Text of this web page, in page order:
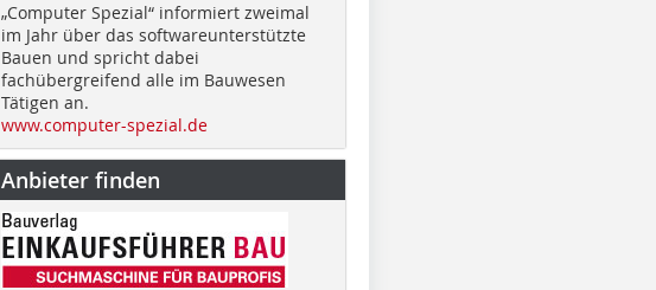
„Computer Spezial“ informiert zweimal
im Jahr über das softwareunterstützte
Bauen und spricht dabei
fachübergreifend alle im Bauwesen
Tätigen an.
www.computer-spezial.de
Anbieter finden